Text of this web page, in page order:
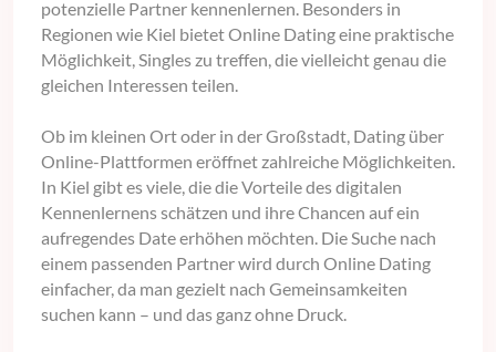
potenzielle Partner kennenlernen. Besonders in
Regionen wie Kiel bietet Online Dating eine praktische
Möglichkeit, Singles zu treffen, die vielleicht genau die
gleichen Interessen teilen.
Ob im kleinen Ort oder in der Großstadt, Dating über
Online-Plattformen eröffnet zahlreiche Möglichkeiten.
In Kiel gibt es viele, die die Vorteile des digitalen
Kennenlernens schätzen und ihre Chancen auf ein
aufregendes Date erhöhen möchten. Die Suche nach
einem passenden Partner wird durch Online Dating
einfacher, da man gezielt nach Gemeinsamkeiten
suchen kann – und das ganz ohne Druck.